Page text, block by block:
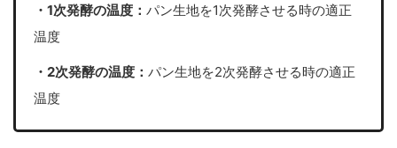
・1次発酵の温度： パン生地を1次発酵させる時の適正
温度
・2次発酵の温度： パン生地を2次発酵させる時の適正
温度